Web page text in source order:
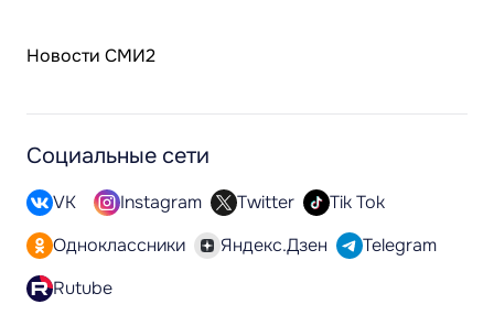
Новости СМИ2
Социальные сети
VK Instagram Twitter
Tik Tok
Одноклассники
Яндекс.Дзен
Telegram
Rutube